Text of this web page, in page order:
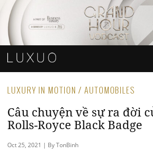
LUXURY IN MOTION / AUTOMOBILES
Câu chuyện về sự ra đời
Rolls-Royce Black Badge
Oct 25, 2021 | By TonBinh